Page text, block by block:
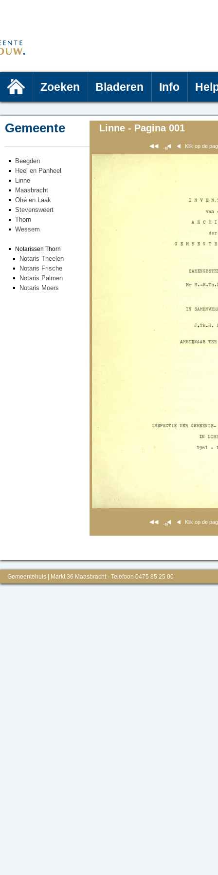
Zoeken Bladeren Info
Gemeente
Beegden
Heel en Panheel
Linne
Maasbracht
Ohé en Laak
Stevensweert
Thorn
Wessem
Notarissen Thorn
Notaris Theelen
Notaris Frische
Notaris Palmen
Notaris Moers
Linne - Pagina 001
Klik op de
Klik op de
Gemeentehuis | Markt 36 Maasbracht - Telefoon 0475 85 25 00